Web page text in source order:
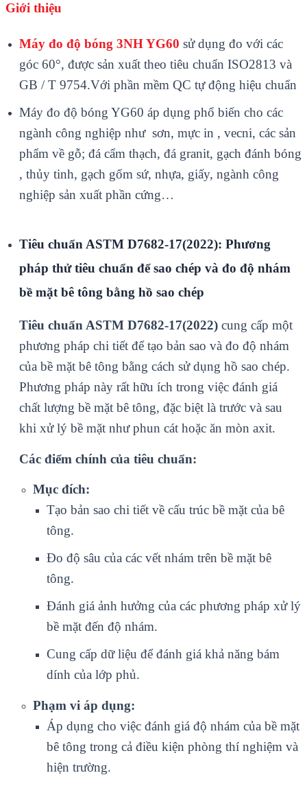
Giới thiệu
Máy đo độ bóng 3NH YG60 sử dụng đo với các
góc 60°, được sản xuất theo tiêu chuẩn ISO2813 và
GB / T 9754.Với phần mềm QC tự động hiệu chuẩn
Máy đo độ bóng YG60 áp dụng phổ biến cho các
ngành công nghiệp như sơn, mực in , vecni, các sản
phẩm về gỗ; đá cẩm thạch, đá granit, gạch đánh bóng
, thủy tinh, gạch gốm sứ, nhựa, giấy, ngành công
nghiệp sản xuất phần cứng…
Tiêu chuẩn ASTM D7682-17(2022): Phương
pháp thử tiêu chuẩn để sao chép và đo độ nhám
bề mặt bê tông bằng hồ sao chép
Tiêu chuẩn ASTM D7682-17(2022) cung cấp một
phương pháp chi tiết để tạo bản sao và đo độ nhám
của bề mặt bê tông bằng cách sử dụng hồ sao chép.
Phương pháp này rất hữu ích trong việc đánh giá
chất lượng bề mặt bê tông, đặc biệt là trước và sau
khi xử lý bề mặt như phun cát hoặc ăn mòn axit.
Các điểm chính của tiêu chuẩn:
Mục đích:
Tạo bản sao chi tiết về cấu trúc bề mặt của bê
tông.
Đo độ sâu của các vết nhám trên bề mặt bê
tông.
Đánh giá ảnh hưởng của các phương pháp xử lý
bề mặt đến độ nhám.
Cung cấp dữ liệu để đánh giá khả năng bám
dính của lớp phủ.
Phạm vi áp dụng:
Áp dụng cho việc đánh giá độ nhám của bề mặt
bê tông trong cả điều kiện phòng thí nghiệm và
hiện trường.